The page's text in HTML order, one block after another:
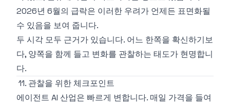
2026년 6월의 급락은 이러한 우려가 언제든 표면화될
수 있음을 보여 줍니다.
두 시각 모두 근거가 있습니다. 어느 한쪽을 확신하기보
다, 양쪽을 함께 들고 변화를 관찰하는 태도가 현명합니
다.
11. 관찰을 위한 체크포인트
에이전트 AI 산업은 빠르게 변합니다. 매일 가격을 들여